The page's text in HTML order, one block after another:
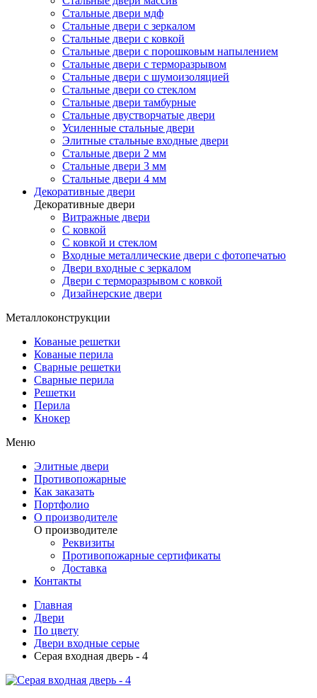
Стальные двери мдф
Стальные двери с зеркалом
Стальные двери с ковкой
Стальные двери с порошковым напылением
Стальные двери с терморазрывом
Стальные двери с шумоизоляцией
Стальные двери со стеклом
Стальные двери тамбурные
Стальные двустворчатые двери
Усиленные стальные двери
Элитные стальные входные двери
Стальные двери 2 мм
Стальные двери 3 мм
Стальные двери 4 мм
Декоративные двери
Декоративные двери
Витражные двери
С ковкой
С ковкой и стеклом
Входные металлические двери с фотопечатью
Двери входные с зеркалом
Двери с терморазрывом с ковкой
Дизайнерские двери
Металлоконструкции
Кованые решетки
Кованые перила
Сварные решетки
Сварные перила
Решетки
Перила
Кнокер
Меню
Элитные двери
Противопожарные
Как заказать
Портфолио
О производителе
О производителе
Реквизиты
Противопожарные сертификаты
Доставка
Контакты
Главная
Двери
По цвету
Двери входные серые
Серая входная дверь - 4